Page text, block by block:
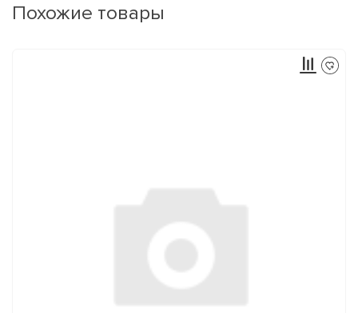
Похожие товары